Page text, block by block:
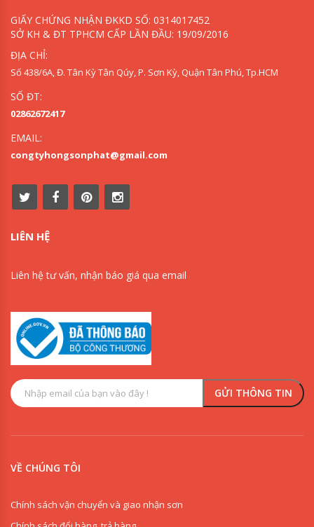
GIẤY CHỨNG NHẬN ĐKKD SỐ: 0314017452
SỞ KH & ĐT TPHCM CẤP LẦN ĐẦU: 19/09/2016
ĐỊA CHỈ:
Số 438/6A, Đ. Tân Kỳ Tân Qúy, P. Sơn Kỳ, Quận Tân Phú, Tp.HCM
SỐ ĐT:
02862672417
EMAIL:
congtyhongsonphat@gmail.com
LIÊN HỆ
Liên hệ tư vấn, nhận báo giá qua email
VỀ CHÚNG TÔI
Chính sách vận chuyển và giao nhận sơn